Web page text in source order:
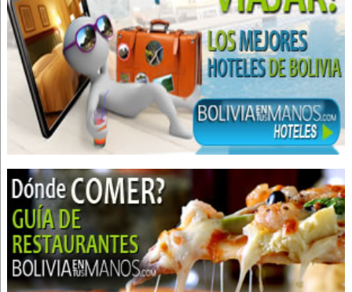
Hostales
Hostel
Clínica Dental
Clínicas Odontológicas
Ortodoncia
Hoteles Resort
Convenciones
Centro de Convenciones
Piscinas
Balnearios
SPA
Turismo